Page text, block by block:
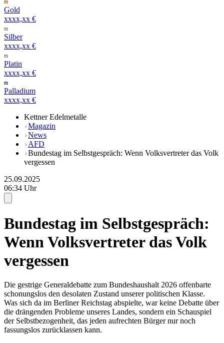
Gold
xxxx,xx €
Silber
xxxx,xx €
Platin
xxxx,xx €
Palladium
xxxx,xx €
Kettner Edelmetalle
Magazin
News
AFD
Bundestag im Selbstgespräch: Wenn Volksvertreter das Volk
vergessen
25.09.2025
06:34 Uhr
Bundestag im Selbstgespräch:
Wenn Volksvertreter das Volk
vergessen
Die gestrige Generaldebatte zum Bundeshaushalt 2026 offenbarte
schonungslos den desolaten Zustand unserer politischen Klasse.
Was sich da im Berliner Reichstag abspielte, war keine Debatte über
die drängenden Probleme unseres Landes, sondern ein Schauspiel
der Selbstbezogenheit, das jeden aufrechten Bürger nur noch
fassungslos zurücklassen kann.